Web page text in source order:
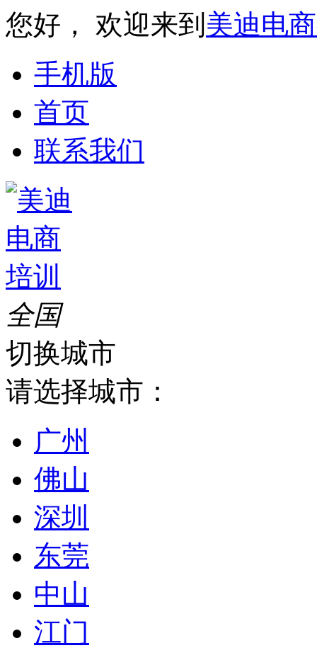
您好， 欢迎来到 美迪电
手机版
首页
联系我们
全国
切换城市
请选择城市：
广州
佛山
深圳
东莞
中山
江门